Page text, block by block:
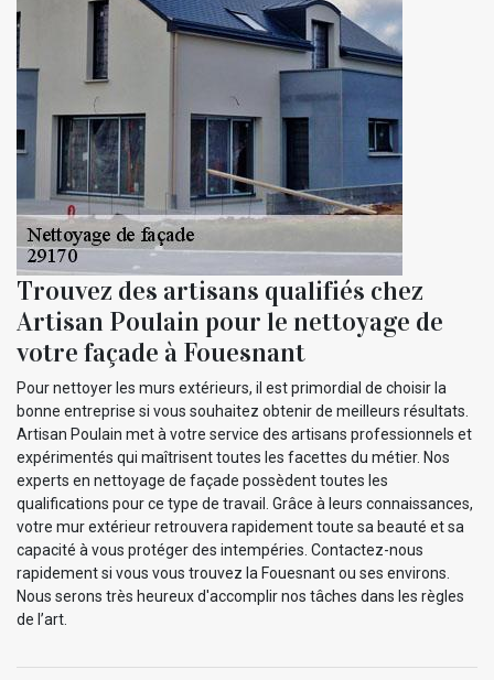
Trouvez des artisans qualifiés chez
Artisan Poulain pour le nettoyage de
votre façade à Fouesnant
Pour nettoyer les murs extérieurs, il est primordial de choisir la
bonne entreprise si vous souhaitez obtenir de meilleurs résultats.
Artisan Poulain met à votre service des artisans professionnels et
expérimentés qui maîtrisent toutes les facettes du métier. Nos
experts en nettoyage de façade possèdent toutes les
qualifications pour ce type de travail. Grâce à leurs connaissances,
votre mur extérieur retrouvera rapidement toute sa beauté et sa
capacité à vous protéger des intempéries. Contactez-nous
rapidement si vous vous trouvez la Fouesnant ou ses environs.
Nous serons très heureux d'accomplir nos tâches dans les règles
de l’art.